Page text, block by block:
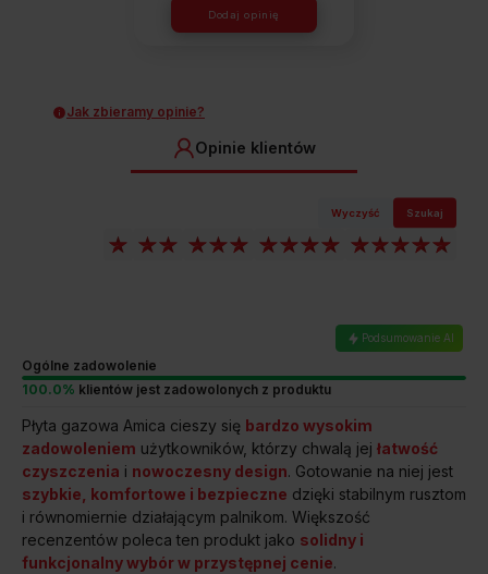
STABILNE RUSZTY ŻELIWNE
Bezpieczeństwo i komfort
Dodaj opinię
Jak zbieramy opinie?
Opinie klientów
Wyczyść Szukaj
Podsumowanie AI
Ogólne zadowolenie
100.0% klientów jest zadowolonych z produktu
Płyta gazowa Amica cieszy się bardzo wysokim
zadowoleniem użytkowników, którzy chwalą jej łatwość
czyszczenia i nowoczesny design. Gotowanie na niej jest
szybkie, komfortowe i bezpieczne dzięki stabilnym rusztom
i równomiernie działającym palnikom. Większość
recenzentów poleca ten produkt jako solidny i
funkcjonalny wybór w przystępnej cenie.